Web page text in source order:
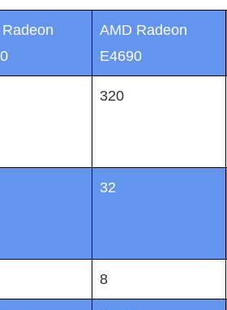
AMD Radeon
E4690
320
32
8